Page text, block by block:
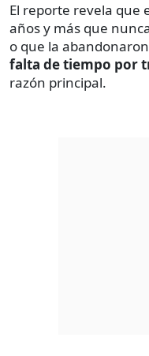
El reporte revela que
años y más que
o que la
falta de tiempo por
razón principal.